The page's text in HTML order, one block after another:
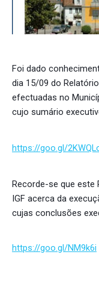
Foi dado
dia 15/09 do
efectuadas no
cujo sumário
https://goo.gl/
Recorde-se que este
IGF acerca da
cujas conclusões
https://goo.gl/NM9k6i